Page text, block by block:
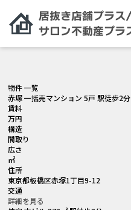
物件 一覧
赤塚 一括売マンション 5戸 駅徒歩2分
賃料
万円
構造
間取り
広さ
㎡
住所
東京都板橋区赤塚1丁目9-12
交通
詳細を見る